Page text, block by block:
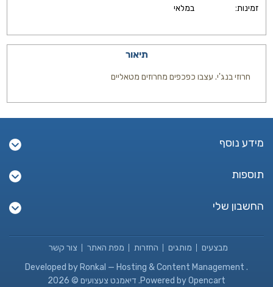
זמינות: במלאי
תיאור
חרוזי בנג'י. עצבו כפכפים מחרוזים מטאליים
מידע נוסף
תוספות
החשבון שלי
מבצעים מותגים החזרות מפת האתר
צור קשר
Developed by Ronkal — Hosting & Content Management .
Powered by Opencart. דיאמנט צעצועים © 2026